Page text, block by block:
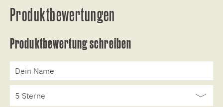
Produktbewertungen
Produktbewertung schreiben